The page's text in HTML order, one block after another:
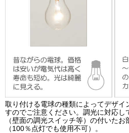
取り付ける電球の種類によってデザイ
すのでご注意ください。調光に対応し
（壁面の調光スイッチ等）の付いた
（100％点灯でも使用不可）。